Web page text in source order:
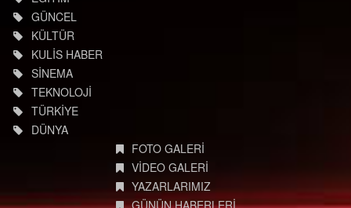
EĞİTİM
GÜNCEL
KÜLTÜR
KULİS HABER
SİNEMA
TEKNOLOJİ
TÜRKİYE
FOTO GALERİ
VİDEO GALERİ
YAZARLARIMIZ